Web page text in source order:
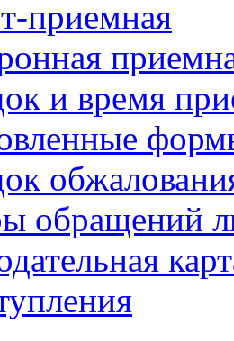
приемная
и время
обращений